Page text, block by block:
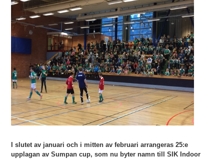
I slutet av januari och i mitten av februari arrangeras 25:e
upplagan av Sumpan cup, som nu byter namn till SIK Indoor